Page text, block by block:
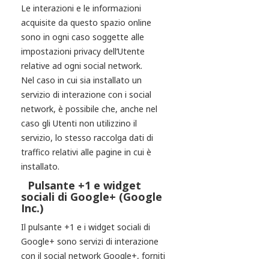
Le interazioni e le informazioni
acquisite da questo spazio online
sono in ogni caso soggette alle
impostazioni privacy dell’Utente
relative ad ogni social network.
Nel caso in cui sia installato un
servizio di interazione con i social
network, è possibile che, anche nel
caso gli Utenti non utilizzino il
servizio, lo stesso raccolga dati di
traffico relativi alle pagine in cui è
installato.
Pulsante +1 e widget
sociali di Google+ (Google
Inc.)
Il pulsante +1 e i widget sociali di
Google+ sono servizi di interazione
con il social network Google+, forniti